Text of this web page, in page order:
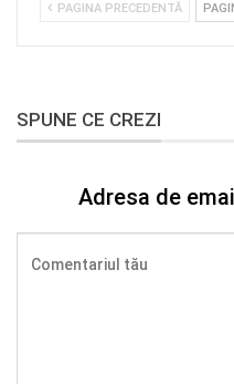
PAGINA PRECEDENTĂ
SPUNE CE CREZI
Adresa de